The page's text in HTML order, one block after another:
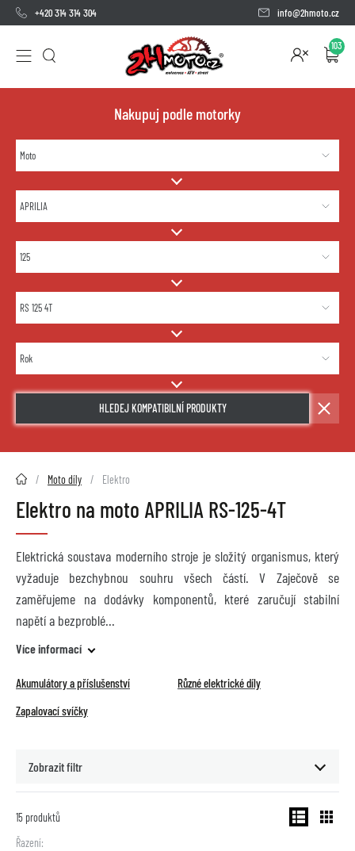
+420 314 314 304 info@2hmoto.cz
103
Nakupuj podle motorky
HLEDEJ KOMPATIBILNÍ PRODUKTY
2HMOTO.cz Moto díly Elektro
Elektro na moto APRILIA RS-125-4T
Elektrická soustava moderního stroje je složitý organismus, který
vyžaduje bezchybnou souhru všech částí. V Zaječově se
zaměřujeme na dodávky komponentů, které zaručují stabilní
napětí a bezproblé
Více informací
Akumulátory a příslušenství
Různé elektrické díly
Zapalovací svíčky
Zobrazit filtr
15 produktů
Řazení